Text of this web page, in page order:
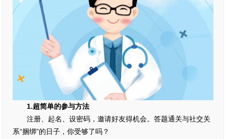
1.超简单的参与方法
注册、起名、设密码，邀请好友得机会。答题通关与社交关
系“捆绑”的日子，你受够了吗？